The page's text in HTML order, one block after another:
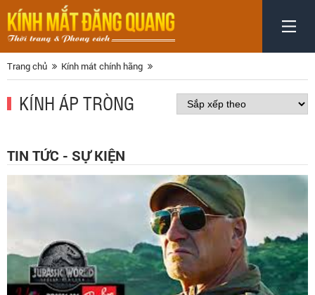
Trang chủ Kính mát chính hãng
KÍNH ÁP TRÒNG
TIN TỨC - SỰ KIỆN